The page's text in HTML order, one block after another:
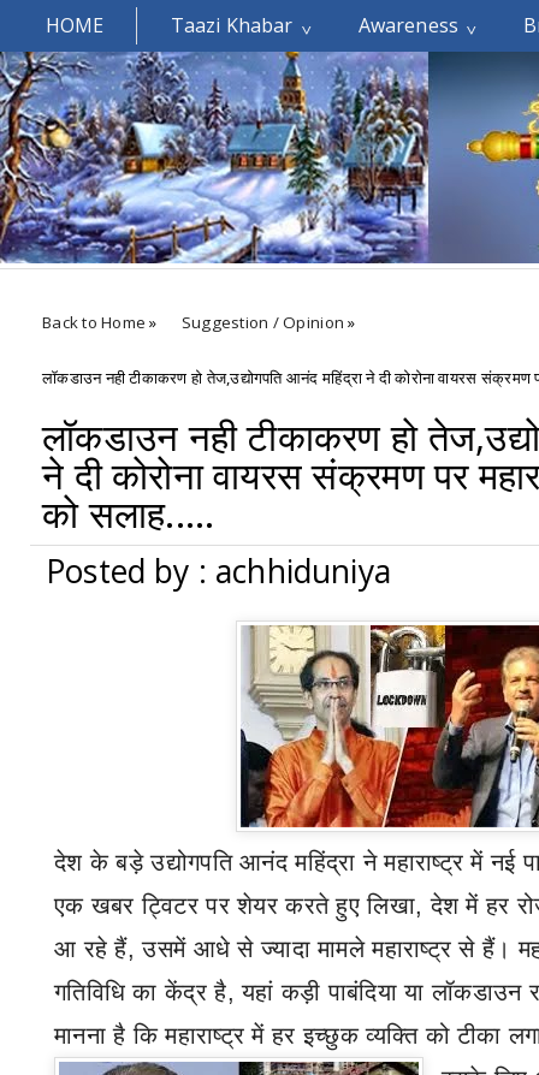
HOME Taazi Khabar Awareness
Welcomes You.....
Back to Home » Suggestion / Opinion »
लॉकडाउन नही टीकाकरण हो तेज,उद्योगपति आनंद महिंद्रा ने दी कोरोना वायरस संक्रमण
लॉकडाउन नही टीकाकरण हो
ने दी कोरोना वायरस संक्रमण पर
को सलाह.....
Posted by : achhiduniya
देश के बड़े उद्योगपति आनंद महिंद्रा ने महाराष्ट्र में नई
एक खबर ट्विटर पर शेयर करते हुए लिखा,देश में हर
आ रहे हैं,उसमें आधे से ज्यादा मामले महाराष्ट्र से हैं।
गतिविधि का केंद्र है,यहां कड़ी पाबंदिया या लॉकडाउन
मानना है कि महाराष्ट्र में हर इच्छुक व्यक्ति को टीका